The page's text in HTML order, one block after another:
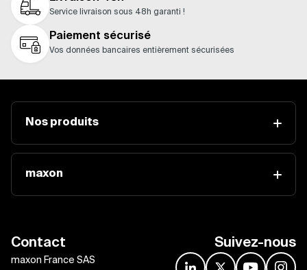
Service livraison sous 48h garanti !
Paiement sécurisé
Vos données bancaires entièrement sécurisées
Nos produits
maxon
Contact
maxon France SAS
Suivez-nous